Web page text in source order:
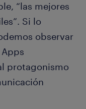
“las mejores
Si lo
observar
protagonismo